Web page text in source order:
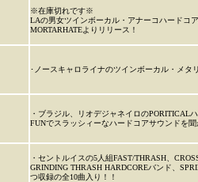
※在庫切れです※
LAの男女ツインボーカル・アナーコハードコ
MORTARHATEよりリリース！
･ノースキャロライナのツインボーカル・メタ
・ブラジル、リオデジャネイロのPORITICAL
FUNでスラッシィーなハードコアサウンドを
・セントルイスの5人組FAST/THRASH、
GRINDING THRASH HARDCOREバンド、
つ収録の全10曲入り！！